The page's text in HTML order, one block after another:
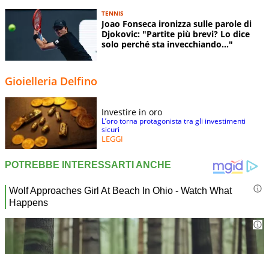
TENNIS
Joao Fonseca ironizza sulle parole di
Djokovic: "Partite più brevi? Lo dice
solo perché sta invecchiando..."
Gioielleria Delfino
Investire in oro
L’oro torna protagonista tra gli investimenti
sicuri
LEGGI